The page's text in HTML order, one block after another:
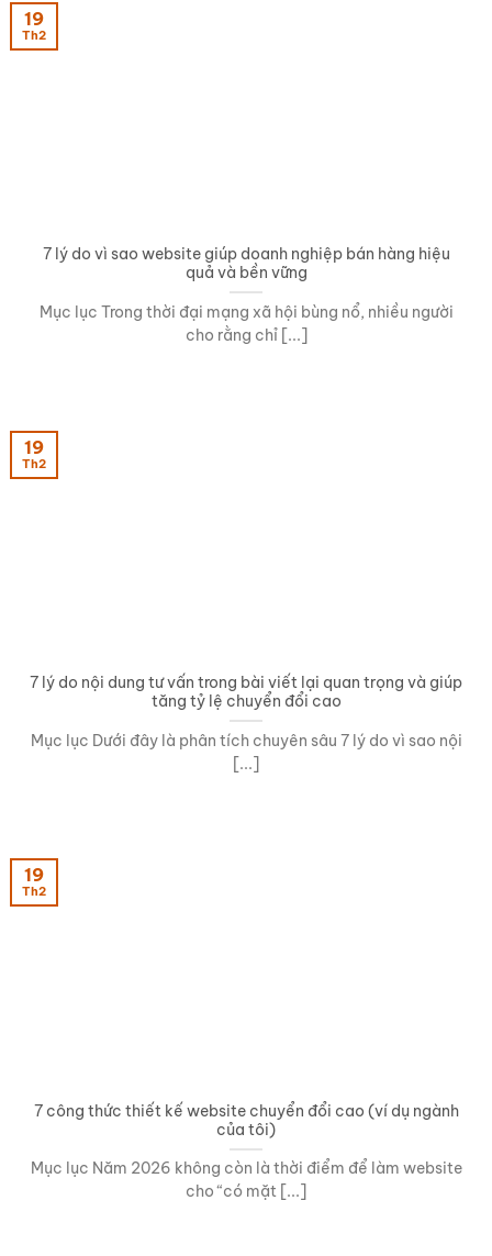
7 lý do vì sao website giúp doanh nghiệp bán hàng hiệu
quả và bền vững
Mục lục Trong thời đại mạng xã hội bùng nổ, nhiều người
cho rằng chỉ [...]
19
Th2
7 lý do nội dung tư vấn trong bài viết lại quan trọng và giúp
tăng tỷ lệ chuyển đổi cao
Mục lục Dưới đây là phân tích chuyên sâu 7 lý do vì sao nội
[...]
19
Th2
7 công thức thiết kế website chuyển đổi cao (ví dụ ngành
của tôi)
Mục lục Năm 2026 không còn là thời điểm để làm website
cho “có mặt [...]
19
Th2